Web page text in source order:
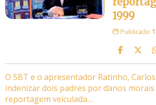
1999
Publicado
O SBT e o apresentador Ratinho,
indenizar dois padres por danos
reportagem veiculada…